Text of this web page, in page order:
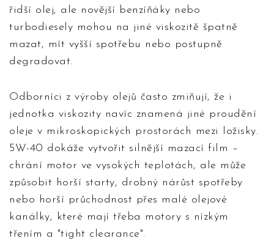
řidší olej, ale novější benzíňáky nebo
turbodiesely mohou na jiné viskozitě špatně
mazat, mít vyšší spotřebu nebo postupně
degradovat.
Odborníci z výroby olejů často zmiňují, že i
jednotka viskozity navíc znamená jiné proudění
oleje v mikroskopických prostorách mezi ložisky.
5W-40 dokáže vytvořit silnější mazací film –
chrání motor ve vysokých teplotách, ale může
způsobit horší starty, drobný nárůst spotřeby
nebo horší průchodnost přes malé olejové
kanálky, které mají třeba motory s nízkým
třením a "tight clearance".